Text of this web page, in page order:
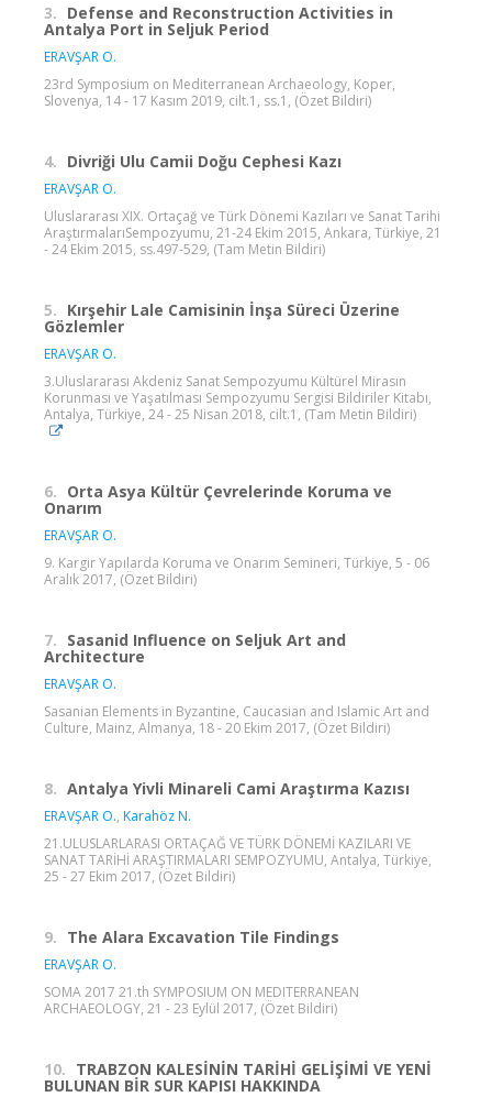
3. Defense and Reconstruction Activities in
Antalya Port in Seljuk Period
ERAVŞAR O.
23rd Symposium on Mediterranean Archaeology, Koper,
Slovenya, 14 - 17 Kasım 2019, cilt.1, ss.1, (Özet Bildiri)
4. Divriği Ulu Camii Doğu Cephesi Kazı
ERAVŞAR O.
Uluslararası XIX. Ortaçağ ve Türk Dönemi Kazıları ve Sanat Tarihi
AraştırmalarıSempozyumu, 21-24 Ekim 2015, Ankara, Türkiye, 21
- 24 Ekim 2015, ss.497-529, (Tam Metin Bildiri)
5. Kırşehir Lale Camisinin İnşa Süreci Üzerine
Gözlemler
ERAVŞAR O.
3.Uluslararası Akdeniz Sanat Sempozyumu Kültürel Mirasın
Korunması ve Yaşatılması Sempozyumu Sergisi Bildiriler Kitabı,
Antalya, Türkiye, 24 - 25 Nisan 2018, cilt.1, (Tam Metin Bildiri)
6. Orta Asya Kültür Çevrelerinde Koruma ve
Onarım
ERAVŞAR O.
9. Kargir Yapılarda Koruma ve Onarım Semineri, Türkiye, 5 - 06
Aralık 2017, (Özet Bildiri)
7. Sasanid Influence on Seljuk Art and
Architecture
ERAVŞAR O.
Sasanian Elements in Byzantine, Caucasian and Islamic Art and
Culture, Mainz, Almanya, 18 - 20 Ekim 2017, (Özet Bildiri)
8. Antalya Yivli Minareli Cami Araştırma Kazısı
ERAVŞAR O., Karahöz N.
21.ULUSLARLARASI ORTAÇAĞ VE TÜRK DÖNEMİ KAZILARI VE
SANAT TARİHİ ARAŞTIRMALARI SEMPOZYUMU, Antalya, Türkiye,
25 - 27 Ekim 2017, (Özet Bildiri)
9. The Alara Excavation Tile Findings
ERAVŞAR O.
SOMA 2017 21.th SYMPOSIUM ON MEDITERRANEAN
ARCHAEOLOGY, 21 - 23 Eylül 2017, (Özet Bildiri)
10. TRABZON KALESİNİN TARİHİ GELİŞİMİ VE YENİ
BULUNAN BİR SUR KAPISI HAKKINDA